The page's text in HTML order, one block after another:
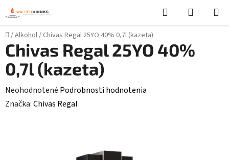
Prejsť
na
obsah
Hľadať
KOŠÍK
Domov
/Alkohol/ Chivas Regal 25YO 40% 0,7l (kazeta)
Chivas Regal 25YO 40%
0,7l (kazeta)
Priemerné
hodnotenie
Neohodnotené Podrobnosti hodnotenia
Značka:Chivas Regal